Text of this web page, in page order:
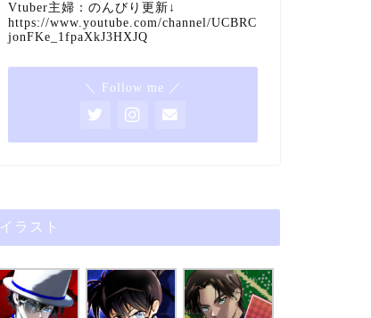
Vtuber主婦：のんびり更新↓
https://www.youtube.com/channel/UCBRC
jonFKe_1fpaXkJ3HXJQ
＼ Follow me ／
イラスト